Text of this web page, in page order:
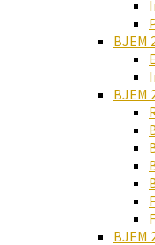
BJEM
BJEM
BJEM